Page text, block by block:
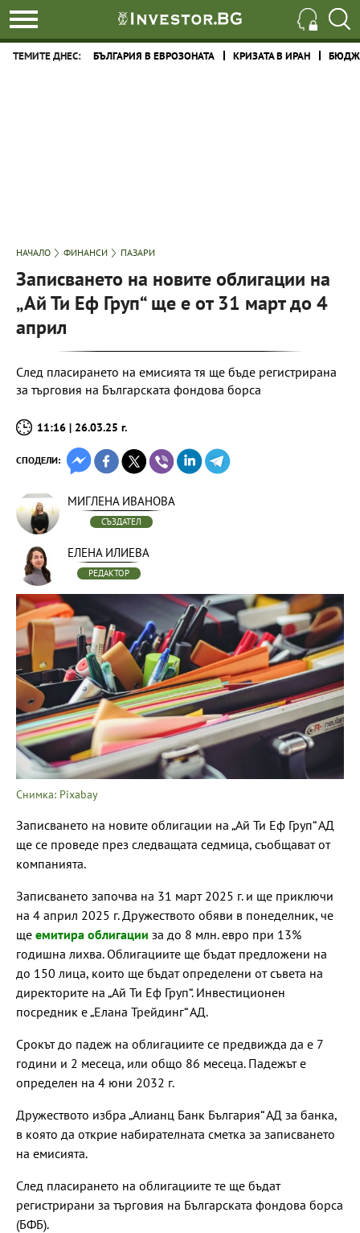
ТЕМИТЕ ДНЕС: БЪЛГАРИЯ В ЕВРОЗОНАТА КРИЗАТА В ИРАН
НАЧАЛО ФИНАНСИ ПАЗАРИ
Записването на новите облигации на
„Ай Ти Еф Груп“ ще е от 31 март до 4
април
След пласирането на емисията тя ще бъде регистрирана
за търговия на Българската фондова борса
11:16 | 26.03.25 г.
СПОДЕЛИ:
МИГЛЕНА ИВАНОВА
СЪЗДАТЕЛ
ЕЛЕНА ИЛИЕВА
РЕДАКТОР
Снимка: Pixabay
Записването на новите облигации на „Ай Ти Еф Груп“ АД
ще се проведе през следващата седмица, съобщават от
компанията.
Записването започва на 31 март 2025 г. и ще приключи
на 4 април 2025 г. Дружеството обяви в понеделник, че
ще емитира облигации за до 8 млн. евро при 13%
годишна лихва. Облигациите ще бъдат предложени на
до 150 лица, които ще бъдат определени от съвета на
директорите на „Ай Ти Еф Груп“. Инвестиционен
посредник е „Елана Трейдинг“ АД.
Срокът до падеж на облигациите се предвижда да е 7
години и 2 месеца, или общо 86 месеца. Падежът е
определен на 4 юни 2032 г.
Дружеството избра „Алианц Банк България“ АД за банка,
в която да открие набирателната сметка за записването
на емисията.
След пласирането на облигациите те ще бъдат
регистрирани за търговия на Българската фондова борса
(БФБ).